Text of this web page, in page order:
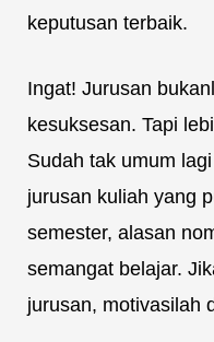
keputusan terbaik.
Ingat! Jurusan
kesuksesan. Tapi
Sudah tak umum
jurusan kuliah yang
semester, alasan
semangat belajar.
jurusan, motivasilah